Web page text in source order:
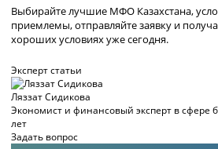
Выбирайте лучшие МФО Казахстана,
приемлемы, отправляйте заявку и
хороших условиях уже сегодня.
Эксперт статьи
Ляззат Сидикова
Экономист и финансовый эксперт в сфере
лет
Задать вопрос